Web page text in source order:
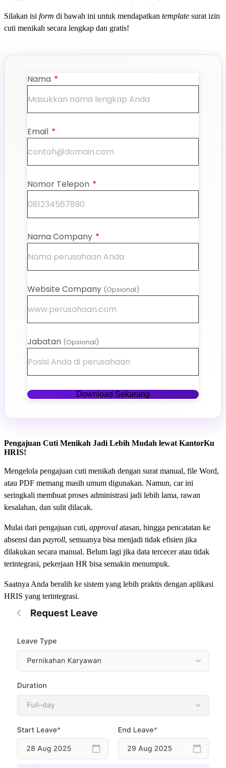
Silakan isi form di bawah ini untuk mendapatkan template surat izin
cuti menikah secara lengkap dan gratis!
Nama *
Email *
Nomor Telepon *
Nama Company *
Website Company (Opsional)
Jabatan (Opsional)
Download Sekarang
Pengajuan Cuti Menikah Jadi Lebih Mudah lewat KantorKu
HRIS!
Mengelola pengajuan cuti menikah dengan surat manual, file Word,
atau PDF memang masih umum digunakan. Namun, car ini
seringkali membuat proses administrasi jadi lebih lama, rawan
kesalahan, dan sulit dilacak.
Mulai dari pengajuan cuti, approval atasan, hingga pencatatan ke
absensi dan payroll, semuanya bisa menjadi tidak efisien jika
dilakukan secara manual. Belum lagi jika data tercecer atau tidak
terintegrasi, pekerjaan HR bisa semakin menumpuk.
Saatnya Anda beralih ke sistem yang lebih praktis dengan aplikasi
HRIS yang terintegrasi.